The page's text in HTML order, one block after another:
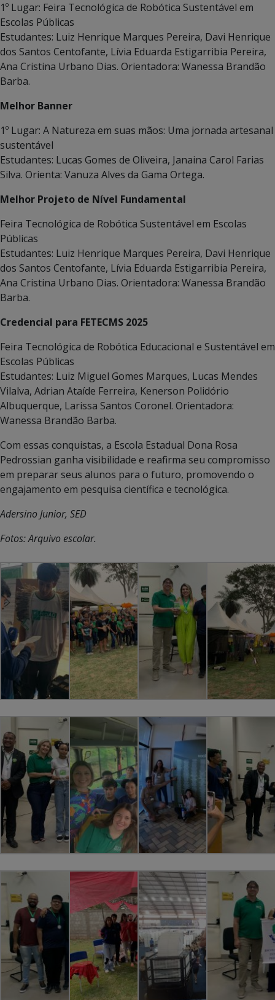
1º Lugar: Feira Tecnológica de Robótica Sustentável em
Escolas Públicas
Estudantes: Luiz Henrique Marques Pereira, Davi Henrique
dos Santos Centofante, Lívia Eduarda Estigarribia Pereira,
Ana Cristina Urbano Dias. Orientadora: Wanessa Brandão
Barba.
Melhor Banner
1º Lugar: A Natureza em suas mãos: Uma jornada artesanal
sustentável
Estudantes: Lucas Gomes de Oliveira, Janaina Carol Farias
Silva. Orienta: Vanuza Alves da Gama Ortega.
Melhor Projeto de Nível Fundamental
Feira Tecnológica de Robótica Sustentável em Escolas
Públicas
Estudantes: Luiz Henrique Marques Pereira, Davi Henrique
dos Santos Centofante, Lívia Eduarda Estigarribia Pereira,
Ana Cristina Urbano Dias. Orientadora: Wanessa Brandão
Barba.
Credencial para FETECMS 2025
Feira Tecnológica de Robótica Educacional e Sustentável em
Escolas Públicas
Estudantes: Luiz Miguel Gomes Marques, Lucas Mendes
Vilalva, Adrian Ataíde Ferreira, Kenerson Polidório
Albuquerque, Larissa Santos Coronel. Orientadora:
Wanessa Brandão Barba.
Com essas conquistas, a Escola Estadual Dona Rosa
Pedrossian ganha visibilidade e reafirma seu compromisso
em preparar seus alunos para o futuro, promovendo o
engajamento em pesquisa científica e tecnológica.
Adersino Junior, SED
Fotos: Arquivo escolar.